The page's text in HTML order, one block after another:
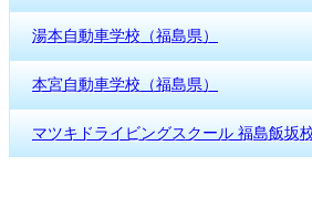
湯本自動車学校（福島県）
本宮自動車学校（福島県）
マツキドライビングスクール 福島飯坂